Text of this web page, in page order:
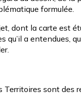
formulée.
dont la carte est
qu’il a entendues,
Territoires sont des